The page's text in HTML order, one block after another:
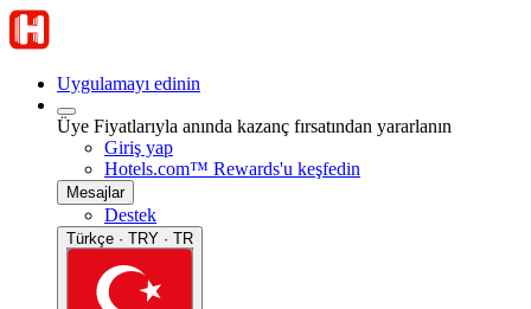
Uygulamayı edinin
Üye Fiyatlarıyla anında kazanç fırsatından yararlanın
Giriş yap
Hotels.com™ Rewards'u keşfedin
Mesajlar
Destek
Türkçe · TRY · TR